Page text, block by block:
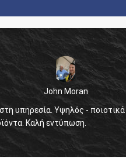
John Moran
υπηρεσία. Υψηλός - ποιοτικά
Καλή εντύπωση.